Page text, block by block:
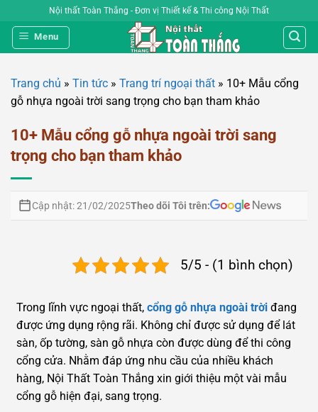
qua
nội
Nội thất Toàn Thắng - Đơn vị Thiết kế & Thi công Nội Thất
Menu
Trang chủ » Tin tức » Trang trí ngoại thất » 10+ Mẫu cổng
gỗ nhựa ngoài trời sang trọng cho bạn tham khảo
10+ Mẫu cổng gỗ nhựa ngoài trời sang
trọng cho bạn tham khảo
Cập nhật: 21/02/2025Theo dõi Tôi trên:
5/5 - (1 bình chọn)
Trong lĩnh vực ngoại thất, cổng gỗ nhựa ngoài trời đang
được ứng dụng rộng rãi. Không chỉ được sử dụng để lát
sàn, ốp tường, sàn gỗ nhựa còn được dùng để thi công
cổng cửa. Nhằm đáp ứng nhu cầu của nhiều khách
hàng, Nội Thất Toàn Thắng xin giới thiệu một vài mẫu
cổng gỗ hiện đại, sang trọng.